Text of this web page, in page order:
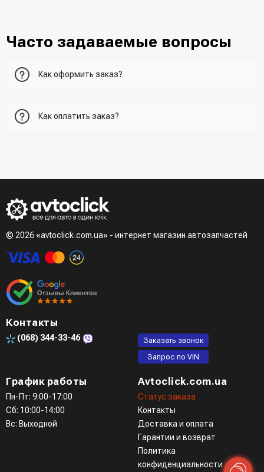
Часто задаваемые вопросы
Как оформить заказ?
корзину и указать всю необходимую информацию о
наберет менеджер для подтверждения и уточнения данных.
Третий вариант - сделать заказ по телефонном режиме
при разговоре с менеджером
Четвертый вариант - заказать через доступные
мессенджеры (viber, telegram)
Как оплатить заказ?
- LiqPay при оформлении заказа через корзину
© 2026 «avtoclick.com.ua» - интернет магазин автозапчастей
Контакты
(068) 344-33-46
Заказать звонок
Запрос по VIN
График работы
Пн-Пт: 9:00-17:00
Сб: 10:00-14:00
Вс: Выходной
Avtoclick.com.ua
Статус заказа
Контакты
Доставка и оплата
Гарантии и возврат
Политика
конфиденциальности